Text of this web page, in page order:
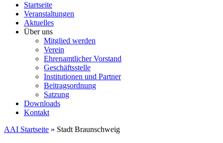
Startseite
Veranstaltungen
Aktuelles
Über uns
Mitglied werden
Verein
Ehrenamtlicher Vorstand
Geschäftsstelle
Institutionen und Partner
Beitragsordnung
Satzung
Downloads
Kontakt
AAI Startseite » Stadt Braunschweig